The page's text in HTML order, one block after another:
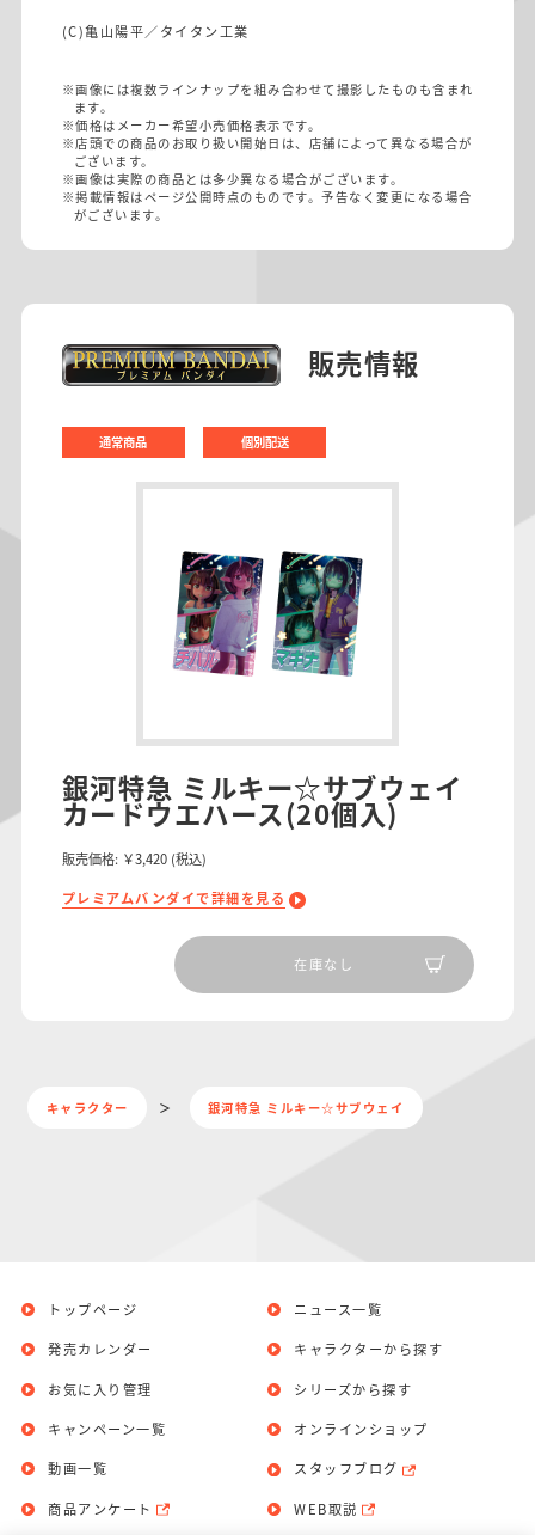
(C)亀山陽平／タイタン工業
※画像には複数ラインナップを組み合わせて撮影したものも含まれ
ます。
※価格はメーカー希望小売価格表示です。
※店頭での商品のお取り扱い開始日は、店舗によって異なる場合が
ございます。
※画像は実際の商品とは多少異なる場合がございます。
※掲載情報はページ公開時点のものです。予告なく変更になる場合
がございます。
販売情報
通常商品 個別配送
銀河特急 ミルキー☆サブウェイ
カードウエハース(20個入)
販売価格: ￥3,420 (税込)
プレミアムバンダイで詳細を見る
在庫なし
キャラクター 銀河特急 ミルキー☆サブウェイ
トップページ
発売カレンダー
お気に入り管理
ニュース一覧
キャラクターから探す
シリーズから探す
キャンペーン一覧
動画一覧
商品アンケート
オンラインショップ
スタッフブログ
WEB取説